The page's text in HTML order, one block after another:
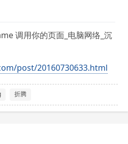
调用你的页面_电脑网络_沉
post/20160730633.html
折腾